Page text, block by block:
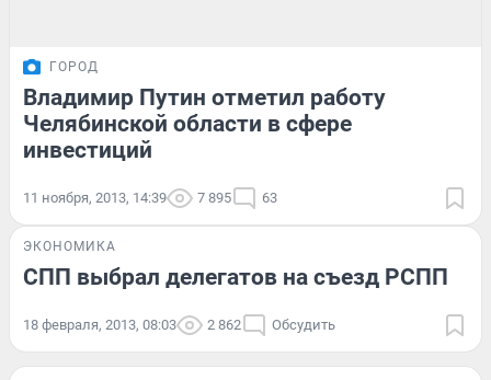
ГОРОД
Владимир Путин отметил работу
Челябинской области в сфере
инвестиций
11 ноября, 2013, 14:39 7 895 63
ЭКОНОМИКА
СПП выбрал делегатов на съезд РСПП
18 февраля, 2013, 08:03 2 862 Обсудить